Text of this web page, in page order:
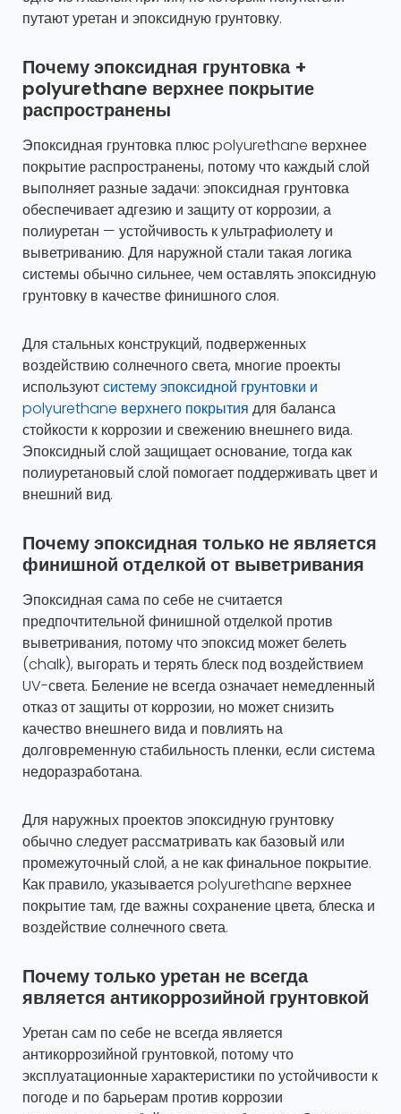
путают уретан и эпоксидную грунтовку.
Почему эпоксидная грунтовка +
polyurethane верхнее покрытие
распространены
Эпоксидная грунтовка плюс polyurethane верхнее
покрытие распространены, потому что каждый слой
выполняет разные задачи: эпоксидная грунтовка
обеспечивает адгезию и защиту от коррозии, а
полиуретан — устойчивость к ультрафиолету и
выветриванию. Для наружной стали такая логика
системы обычно сильнее, чем оставлять эпоксидную
грунтовку в качестве финишного слоя.
Для стальных конструкций, подверженных
воздействию солнечного света, многие проекты
используютсистему эпоксидной грунтовки и
polyurethane верхнего покрытия для баланса
стойкости к коррозии и свежению внешнего вида.
Эпоксидный слой защищает основание, тогда как
полиуретановый слой помогает поддерживать цвет и
внешний вид.
Почему эпоксидная только не является
финишной отделкой от выветривания
Эпоксидная сама по себе не считается
предпочтительной финишной отделкой против
выветривания, потому что эпоксид может белеть
(chalk), выгорать и терять блеск под воздействием
UV-света. Беление не всегда означает немедленный
отказ от защиты от коррозии, но может снизить
качество внешнего вида и повлиять на
долговременную стабильность пленки, если система
недоразработана.
Для наружных проектов эпоксидную грунтовку
обычно следует рассматривать как базовый или
промежуточный слой, а не как финальное покрытие.
Как правило, указывается polyurethane верхнее
покрытие там, где важны сохранение цвета, блеска и
воздействие солнечного света.
Почему только уретан не всегда
является антикоррозийной грунтовкой
Уретан сам по себе не всегда является
антикоррозийной грунтовкой, потому что
эксплуатационные характеристики по устойчивости к
погоде и по барьерам против коррозии